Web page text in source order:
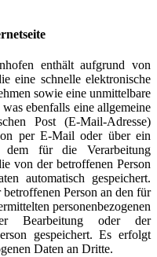
enthält aufgrund von
eine schnelle elektronische
sowie eine unmittelbare
ebenfalls eine allgemeine
Post (E-Mail-Adresse)
per E-Mail oder über ein
für die Verarbeitung
von der betroffenen Person
automatisch gespeichert.
Person an den für
personenbezogenen
Bearbeitung oder der
gespeichert. Es erfolgt
Daten an Dritte.